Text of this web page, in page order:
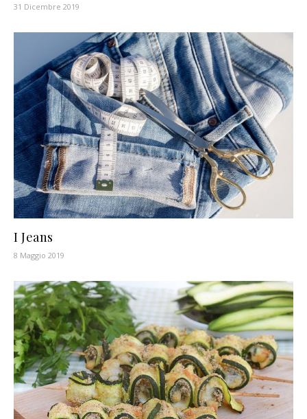
31 Dicembre 2019
I Jeans
8 Maggio 2019